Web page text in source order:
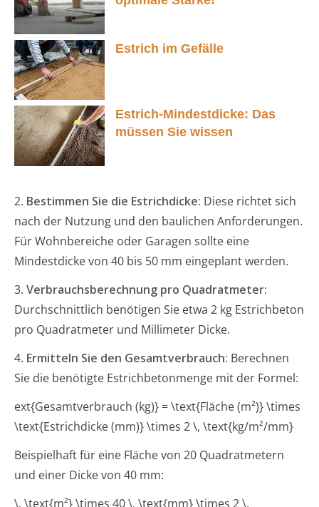
Estrich im Gefälle
Estrich-Mindestdicke: Das
müssen Sie wissen
2. Bestimmen Sie die Estrichdicke: Diese richtet sich
nach der Nutzung und den baulichen Anforderungen.
Für Wohnbereiche oder Garagen sollte eine
Mindestdicke von 40 bis 50 mm eingeplant werden.
3. Verbrauchsberechnung pro Quadratmeter:
Durchschnittlich benötigen Sie etwa 2 kg Estrichbeton
pro Quadratmeter und Millimeter Dicke.
4. Ermitteln Sie den Gesamtverbrauch: Berechnen
Sie die benötigte Estrichbetonmenge mit der Formel:
ext{Gesamtverbrauch (kg)} = \text{Fläche (m²)} \times
\text{Estrichdicke (mm)} \times 2 \, \text{kg/m²/mm}
Beispielhaft für eine Fläche von 20 Quadratmetern
und einer Dicke von 40 mm:
\, \text{m²} \times 40 \, \text{mm} \times 2 \,